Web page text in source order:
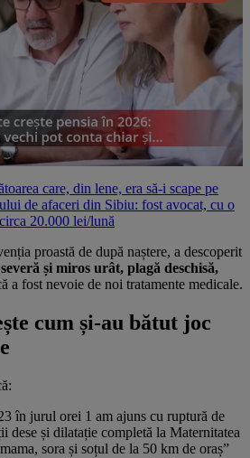
care, din lene, era să-i scape pe
de afaceri din Sibiu: fost avocat, cu o
20.000 lei/lună
proastă de după naștere, a descoperit
și miros urât, plagă deschisă,
a fost nevoie de noi tratamente medicale.
cum și-au bătut joc
în jurul orei 1 am ajuns cu ruptură de
dese și dilatație completă la Maternitatea
sora și soțul de la 50 km de oraș”